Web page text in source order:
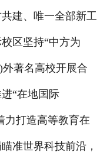
联系我们
建、唯一全部新工
区坚持“中方为
著名高校开展合
“在地国际
力打造高等教育在
准世界科技前沿，